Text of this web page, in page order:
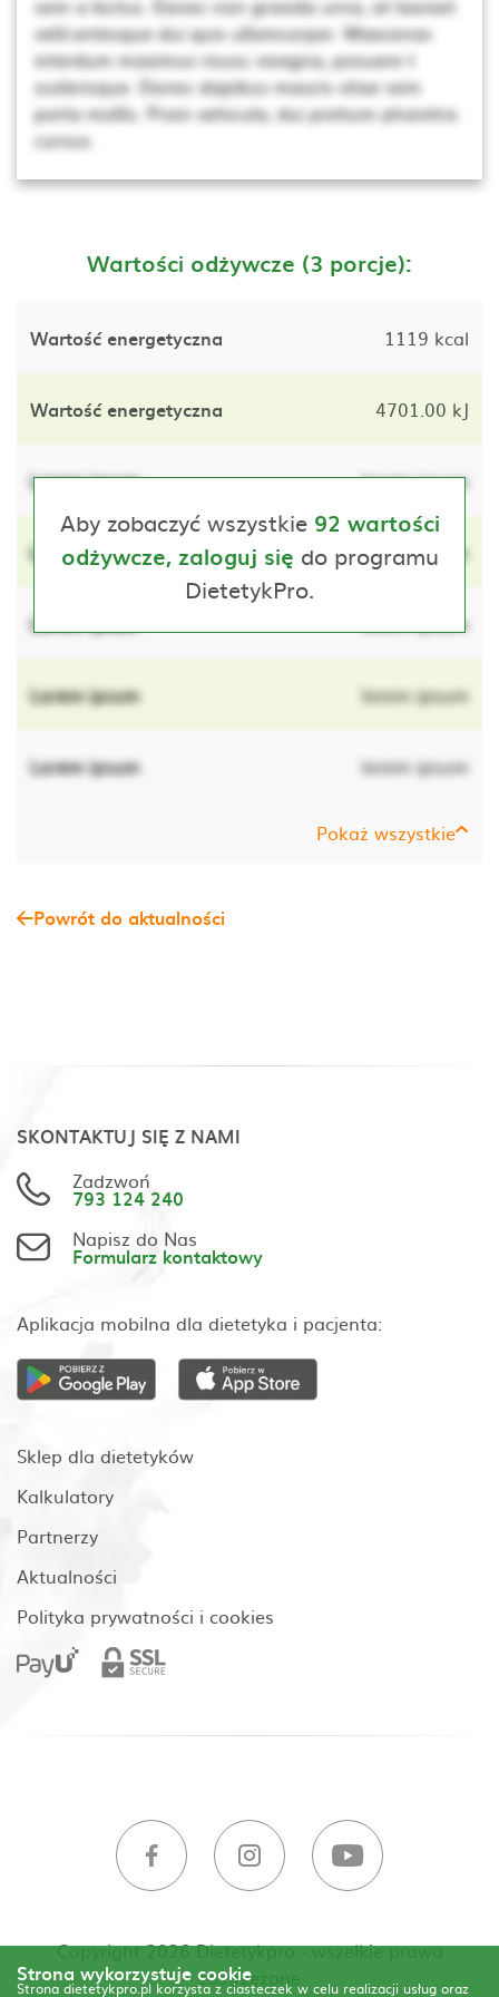
sem a lectus. Donec non gravida urna, at laoreet
velit.entesque dui quis ullamcorper. Maecenas
interdum maximus risusc vivagna, posuere t
scelerisque. Donec dapibus mauris vitae sem
porta mollis. Proin vehicula, dui pretium pharetra
cursus.
Wartości odżywcze (3 porcje):
Wartość energetyczna 1119 kcal
Wartość energetyczna 4701.00 kJ
Lorem ipsum lorem ipsum
Lorem ipsum lorem ipsum
Lorem ipsum lorem ipsum
Lorem ipsum lorem ipsum
Lorem ipsum lorem ipsum
Pokaż wszystkie
Aby zobaczyć wszystkie 92 wartości
odżywcze, zaloguj się do programu
DietetykPro.
Powrót do aktualności
SKONTAKTUJ SIĘ Z NAMI
Zadzwoń
793 124 240
Napisz do Nas
Formularz kontaktowy
Aplikacja mobilna dla dietetyka i pacjenta:
Sklep dla dietetyków
Kalkulatory
Partnerzy
Aktualności
Polityka prywatności i cookies
Copyright 2026 Dietetykpro - wszelkie prawa
zastrzeżone
Strona wykorzystuje cookie
Strona dietetykpro.pl korzysta z ciasteczek w celu realizacji usług oraz